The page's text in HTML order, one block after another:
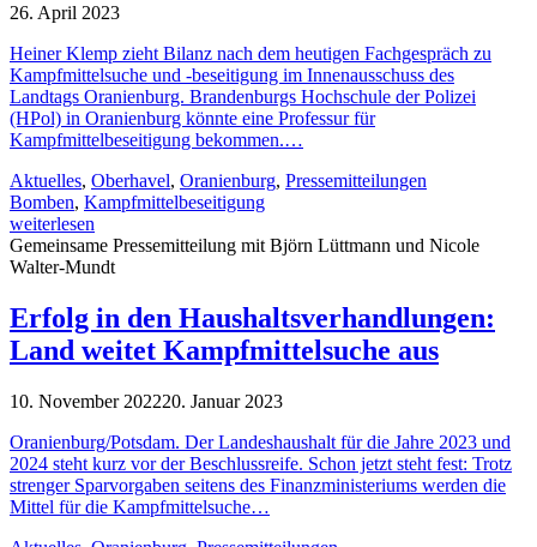
26. April 2023
Heiner Klemp zieht Bilanz nach dem heutigen Fachgespräch zu
Kampfmittelsuche und -beseitigung im Innenausschuss des
Landtags Oranienburg. Brandenburgs Hochschule der Polizei
(HPol) in Oranienburg könnte eine Professur für
Kampfmittelbeseitigung bekommen.…
Aktuelles, Oberhavel, Oranienburg, Pressemitteilungen
Bomben, Kampfmittelbeseitigung
weiterlesen
Gemeinsame Pressemitteilung mit Björn Lüttmann und Nicole
Walter-Mundt
Erfolg in den Haushaltsverhandlungen:
Land weitet Kampfmittelsuche aus
10. November 202220. Januar 2023
Oranienburg/Potsdam. Der Landeshaushalt für die Jahre 2023 und
2024 steht kurz vor der Beschlussreife. Schon jetzt steht fest: Trotz
strenger Sparvorgaben seitens des Finanzministeriums werden die
Mittel für die Kampfmittelsuche…